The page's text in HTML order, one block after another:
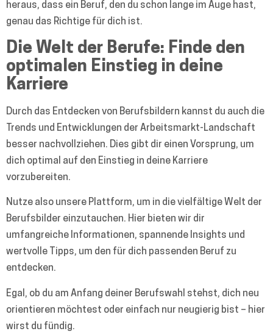
heraus, dass ein Beruf, den du schon lange im Auge hast,
genau das Richtige für dich ist.
Die Welt der Berufe: Finde den
optimalen Einstieg in deine
Karriere
Durch das Entdecken von Berufsbildern kannst du auch die
Trends und Entwicklungen der Arbeitsmarkt-Landschaft
besser nachvollziehen. Dies gibt dir einen Vorsprung, um
dich optimal auf den Einstieg in deine Karriere
vorzubereiten.
Nutze also unsere Plattform, um in die vielfältige Welt der
Berufsbilder einzutauchen. Hier bieten wir dir
umfangreiche Informationen, spannende Insights und
wertvolle Tipps, um den für dich passenden Beruf zu
entdecken.
Egal, ob du am Anfang deiner Berufswahl stehst, dich neu
orientieren möchtest oder einfach nur neugierig bist – hier
wirst du fündig.